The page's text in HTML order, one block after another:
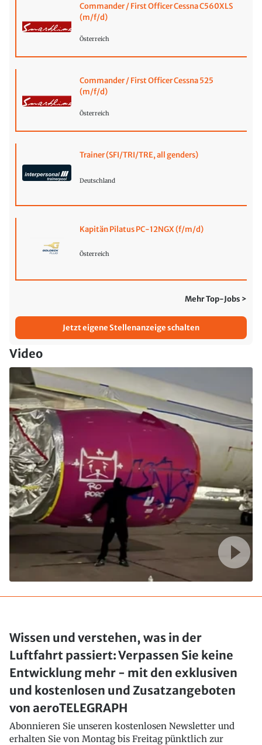
Commander / First Officer Cessna C560XLS
(m/f/d)
Österreich
Commander / First Officer Cessna 525
(m/f/d)
Österreich
Trainer (SFI/TRI/TRE, all genders)
Deutschland
Kapitän Pilatus PC-12NGX (f/m/d)
Österreich
Mehr Top-Jobs >
Jetzt eigene Stellenanzeige schalten
Video
Wissen und verstehen, was in der
Luftfahrt passiert: Verpassen Sie keine
Entwicklung mehr - mit den exklusiven
und kostenlosen und Zusatzangeboten
von aeroTELEGRAPH
Abonnieren Sie unseren kostenlosen Newsletter und
erhalten Sie von Montag bis Freitag pünktlich zur